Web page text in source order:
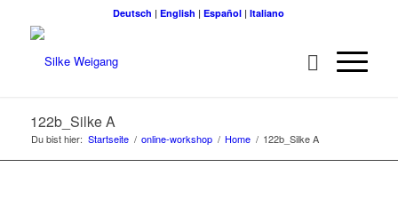
Deutsch |English |Español |Italiano
122b_Silke A
Du bist hier: Startseite / online-workshop / Home / 122b_Silke A